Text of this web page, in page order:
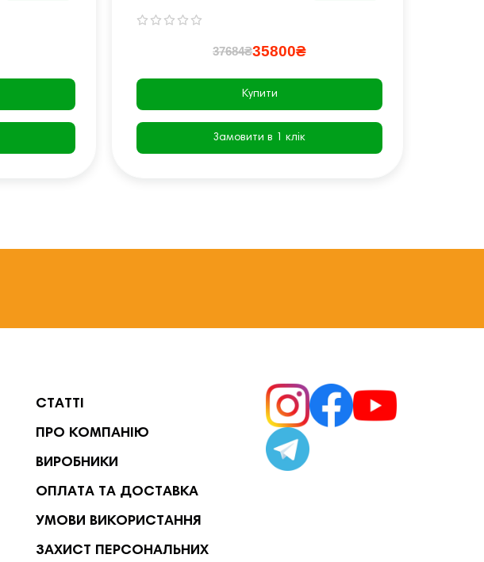
37684₴35800₴
Купити
Замовити в 1 клік
СТАТТІ
ПРО КОМПАНІЮ
ВИРОБНИКИ
ОПЛАТА ТА ДОСТАВКА
УМОВИ ВИКОРИСТАННЯ
ЗАХИСТ ПЕРСОНАЛЬНИХ